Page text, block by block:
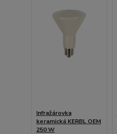
Infražárovka
keramická KERBL OEM
250 W